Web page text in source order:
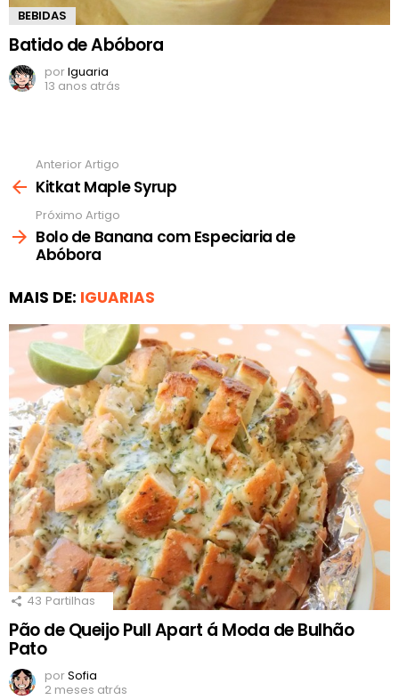
BEBIDAS
Batido de Abóbora
porIguaria
13 anos atrás
mais
Anterior Artigo
Kitkat Maple Syrup
Próximo Artigo
Bolo de Banana com Especiaria de
Abóbora
MAIS DE: IGUARIAS
43 Partilhas
Pão de Queijo Pull Apart á Moda de Bulhão
Pato
porSofia
2 meses atrás